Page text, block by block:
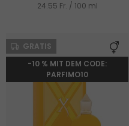
24.55 Fr. / 100 ml
GRATIS
-10 % MIT DEM CODE:
PARFIMO10